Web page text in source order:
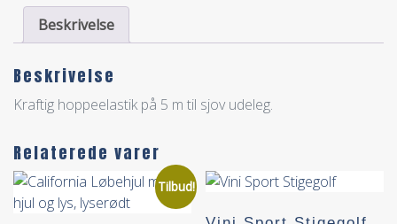
Beskrivelse
Beskrivelse
Kraftig hoppeelastik på 5 m til sjov udeleg.
Relaterede varer
Tilbud!